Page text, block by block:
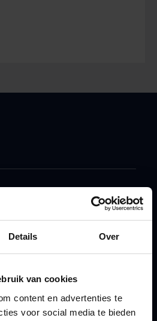
Details Over
van cookies
content en advertenties te
voor social media te bieden